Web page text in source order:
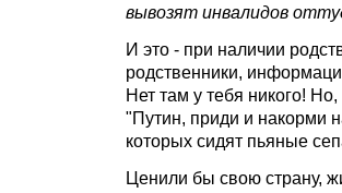
вывозят инвалидов
И это - при наличии
родственники,
Нет там у тебя никого!
"Путин, приди и накорми
которых сидят пьяные
Ценили бы свою страну,